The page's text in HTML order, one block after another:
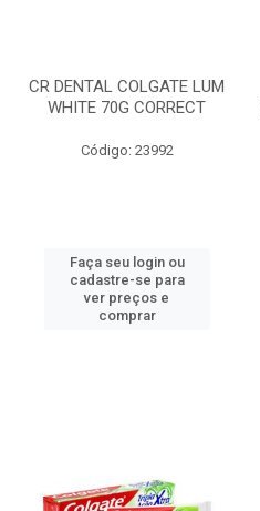
CR DENTAL COLGATE LUM
WHITE 70G CORRECT
Código: 23992
Faça seu login ou
cadastre-se para
ver preços e
comprar